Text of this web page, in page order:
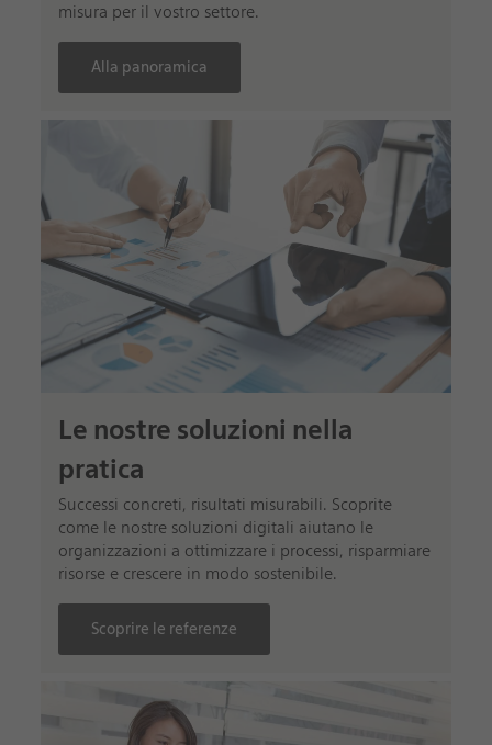
misura per il vostro settore.
Alla panoramica
Le nostre soluzioni nella
pratica
Successi concreti, risultati misurabili. Scoprite
come le nostre soluzioni digitali aiutano le
organizzazioni a ottimizzare i processi, risparmiare
risorse e crescere in modo sostenibile.
Scoprire le referenze